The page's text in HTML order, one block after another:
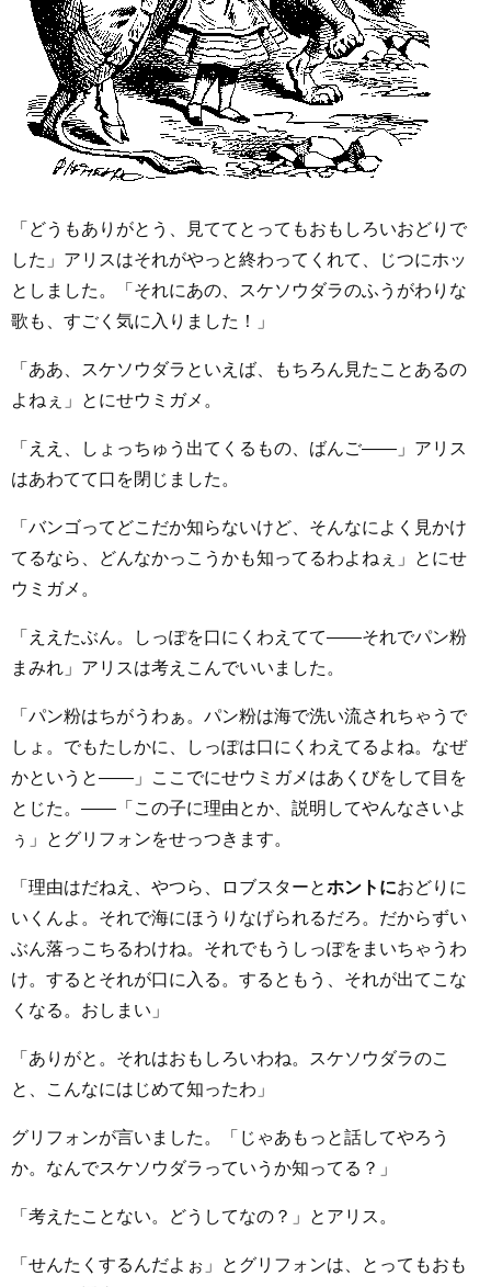
「どうもありがとう、見ててとってもおもしろいおどりで
した」アリスはそれがやっと終わってくれて、じつにホッ
としました。「それにあの、スケソウダラのふうがわりな
歌も、すごく気に入りました！」
「ああ、スケソウダラといえば、もちろん見たことあるの
よねぇ」とにせウミガメ。
「ええ、しょっちゅう出てくるもの、ばんご――」アリス
はあわてて口を閉じました。
「バンゴってどこだか知らないけど、そんなによく見かけ
てるなら、どんなかっこうかも知ってるわよねぇ」とにせ
ウミガメ。
「ええたぶん。しっぽを口にくわえてて――それでパン粉
まみれ」アリスは考えこんでいいました。
「パン粉はちがうわぁ。パン粉は海で洗い流されちゃうで
しょ。でもたしかに、しっぽは口にくわえてるよね。なぜ
かというと――」ここでにせウミガメはあくびをして目を
とじた。――「この子に理由とか、説明してやんなさいよ
ぅ」とグリフォンをせっつきます。
「理由はだねえ、やつら、ロブスターとホントにおどりに
いくんよ。それで海にほうりなげられるだろ。だからずい
ぶん落っこちるわけね。それでもうしっぽをまいちゃうわ
け。するとそれが口に入る。するともう、それが出てこな
くなる。おしまい」
「ありがと。それはおもしろいわね。スケソウダラのこ
と、こんなにはじめて知ったわ」
グリフォンが言いました。「じゃあもっと話してやろう
か。なんでスケソウダラっていうか知ってる？」
「考えたことない。どうしてなの？」とアリス。
「せんたくするんだよぉ」とグリフォンは、とってもおも